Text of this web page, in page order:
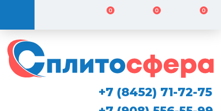
0 0 0
+7 (8452) 71-72-75